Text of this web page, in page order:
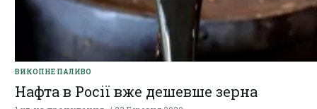
ВИКОПНЕ ПАЛИВО
Нафта в Росії вже дешевше зерна